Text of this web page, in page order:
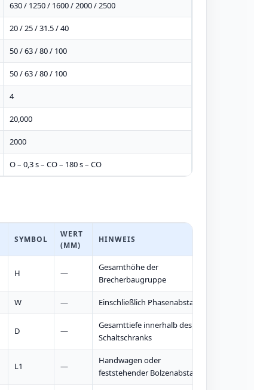
630 / 1250 / 1600 / 2000 / 2500
20 / 25 / 31.5 / 40
50 / 63 / 80 / 100
50 / 63 / 80 / 100
4
20,000
2000
O – 0,3 s – CO – 180 s – CO
SYMBOL
WERT
(MM)
HINWEIS
H —
Gesamthöhe der
Brecherbaugruppe
W — Einschließlich Phasenabstand
D —
Gesamttiefe innerhalb des
Schaltschranks
L1 —
Handwagen oder
feststehender Bolzenabstand